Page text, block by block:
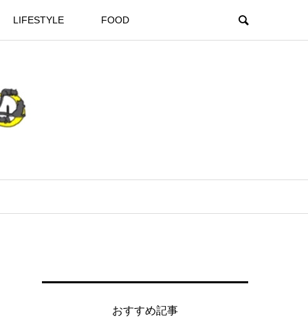
LIFESTYLE FOOD
おすすめ記事